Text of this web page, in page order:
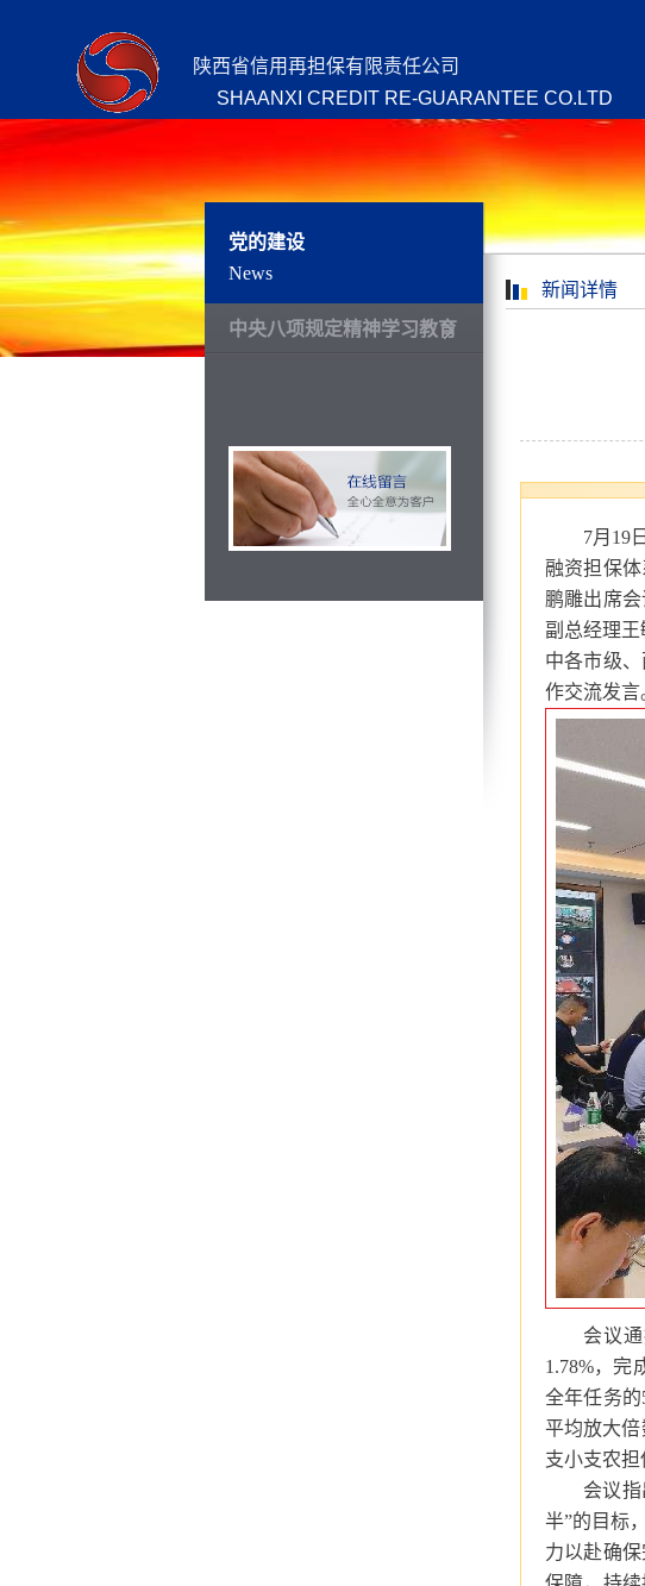
陕西省信用再担保有限责任公司
SHAANXI CREDIT RE-GUARANTEE CO.LTD
党的建设
News
中央八项规定精神学习教育
新闻详情
7月19
融资担保
鹏雕出席
副总经理
中各市级
作交流发言
会议
1.78%，完
全年任务
平均放大倍
支小支农担
会议
半”的目标
力以赴确